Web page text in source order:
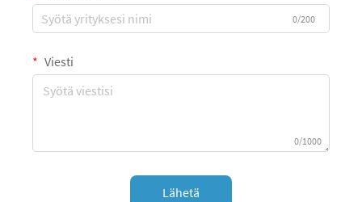
0/200
Viesti
0/1000
Lähetä